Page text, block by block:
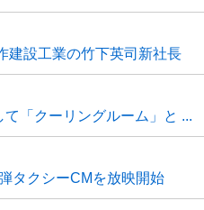
建設工業の竹下英司新社長
「クーリングルーム」と ...
タクシーCMを放映開始